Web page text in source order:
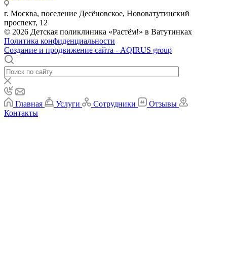
г. Москва, поселение Десёновское, Нововатутинский
проспект, 12
© 2026 Детская поликлиника «Растём!» в Ватутинках
Политика конфиденциальности
Создание и продвижение сайта - AQIRUS group
Главная Услуги Сотрудники
Отзывы
Контакты